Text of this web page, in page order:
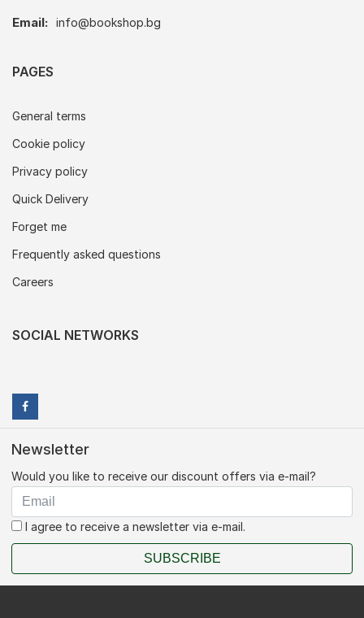
Email: info@bookshop.bg
PAGES
General terms
Cookie policy
Privacy policy
Quick Delivery
Forget me
Frequently asked questions
Careers
SOCIAL NETWORKS
Newsletter
Would you like to receive our discount offers via e-mail?
I agree to receive a newsletter via e-mail.
SUBSCRIBE